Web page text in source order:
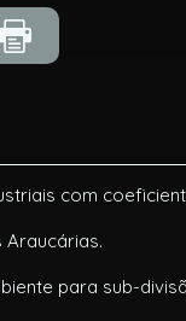
com
Araucárias.
para sub-